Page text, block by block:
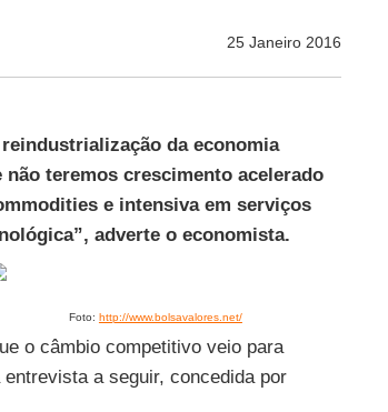
25 Janeiro 2016
da economia
teremos crescimento acelerado
e intensiva em serviços
adverte o economista.
Foto: http://www.bolsavalores.net/
o câmbio competitivo veio para
entrevista a seguir, concedida por